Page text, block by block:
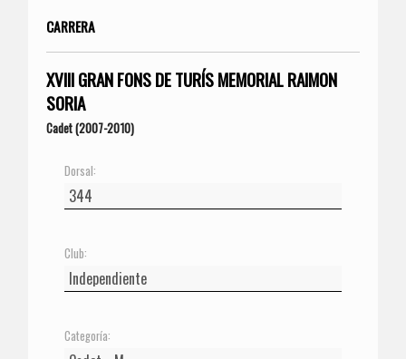
CARRERA
XVIII GRAN FONS DE TURÍS MEMORIAL RAIMON
SORIA
Cadet (2007-2010)
Dorsal:
Club:
Categoría: